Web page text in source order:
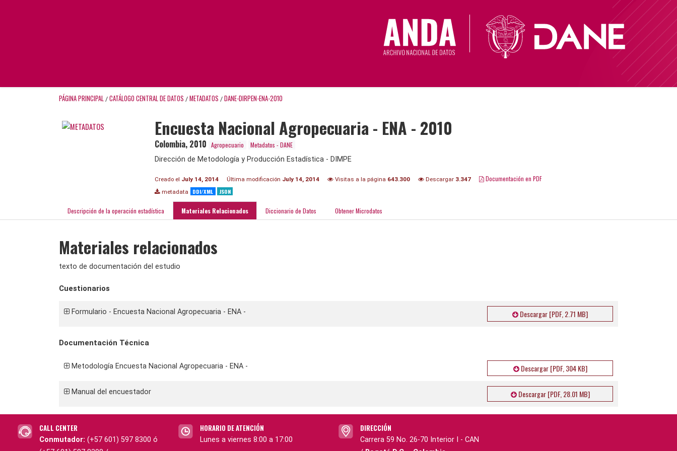
PÁGINA PRINCIPAL / CATÁLOGO CENTRAL DE DATOS / METADATOS / DANE-DIRPEN-ENA-2010
Encuesta Nacional Agropecuaria - ENA - 2010
Colombia, 2010 Agropecuario
Metadatos - DANE
Dirección de Metodología y Producción Estadística - DIMPE
Creado el July 14, 2014 Última modificación July 14, 2014 Visitas a la página 643.300 Descargar 3.347 Documentación en PDF
metadata DDI/XML JSON
Descripción de la operación estadística Materiales Relacionados Diccionario de Datos Obtener Microdatos
Materiales relacionados
texto de documentación del estudio
Cuestionarios
Formulario - Encuesta Nacional Agropecuaria - ENA - Descargar [PDF, 2.71 MB]
Documentación Técnica
Metodología Encuesta Nacional Agropecuaria - ENA - Descargar [PDF, 304 KB]
Manual del encuestador Descargar [PDF, 28.01 MB]
CALL CENTER
Conmutador: (+57 601) 597 8300 ó
HORARIO DE ATENCIÓN
Lunes a viernes 8:00 a 17:00
DIRECCIÓN
Carrera 59 No. 26-70 Interior I - CAN